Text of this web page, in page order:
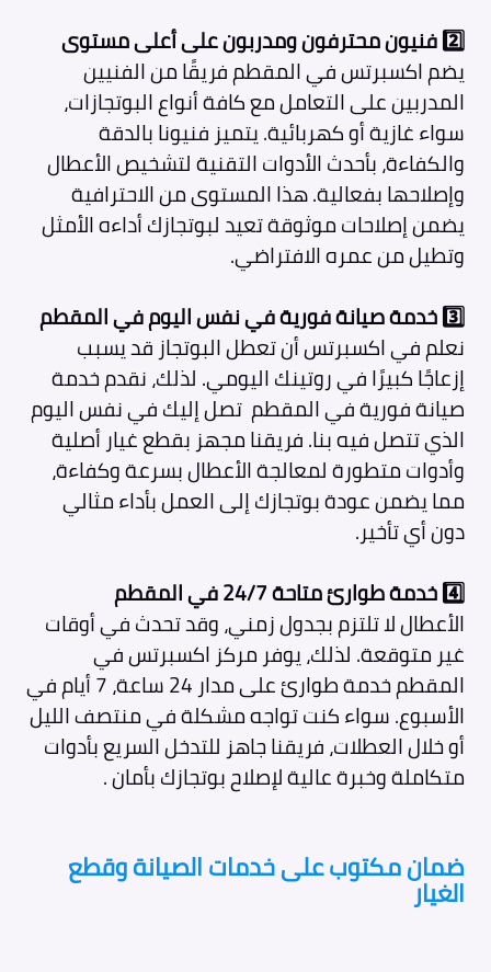
2️⃣ فنيون محترفون ومدربون على أعلى مستوى
يضم اكسبرتس في المقطمفريقًا من الفنيين
المدربين على التعامل مع كافة أنواع البوتجازات،
سواء غازية أو كهربائية. يتميز فنيونا بالدقة
والكفاءة، بأحدث الأدوات التقنية لتشخيص الأعطال
وإصلاحها بفعالية. هذا المستوى من الاحترافية
يضمن إصلاحات موثوقة تعيد لبوتجازك أداءه الأمثل
وتطيل من عمره الافتراضي.
3️⃣ خدمة صيانة فورية في نفس اليوم في المقطم
نعلم في اكسبرتس أن تعطل البوتجاز قد يسبب
إزعاجًا كبيرًا في روتينك اليومي. لذلك، نقدم خدمة
صيانة فورية في المقطم تصل إليك في نفس اليوم
الذي تتصل فيه بنا. فريقنا مجهز بقطع غيار أصلية
وأدوات متطورة لمعالجة الأعطال بسرعة وكفاءة،
مما يضمن عودة بوتجازك إلى العمل بأداء مثالي
دون أي تأخير.
4️⃣ خدمة طوارئ متاحة 24/7 في المقطم
الأعطال لا تلتزم بجدول زمني، وقد تحدث في أوقات
غير متوقعة. لذلك، يوفر مركز اكسبرتس في
المقطم خدمة طوارئ على مدار 24 ساعة، 7 أيام في
الأسبوع. سواء كنت تواجه مشكلة في منتصف الليل
أو خلال العطلات، فريقنا جاهز للتدخل السريع بأدوات
متكاملة وخبرة عالية لإصلاح بوتجازك بأمان .
ضمان مكتوب على خدمات الصيانة وقطع
الغيار